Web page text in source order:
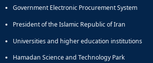
Government Electronic Procurement System
President of the Islamic Republic of Iran
Universities and higher education institutions
Hamadan Science and Technology Park